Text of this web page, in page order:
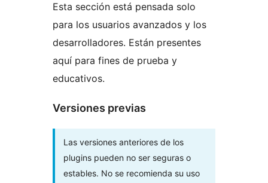
Esta sección está pensada solo
para los usuarios avanzados y los
desarrolladores. Están presentes
aquí para fines de prueba y
educativos.
Versiones previas
Las versiones anteriores de los
plugins pueden no ser seguras o
estables. No se recomienda su uso